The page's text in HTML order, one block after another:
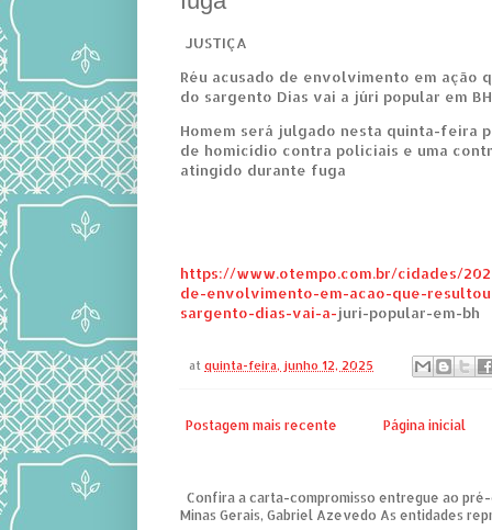
JUSTIÇA
Réu acusado de envolvimento em ação
do sargento Dias vai a júri popular em BH
Homem será julgado nesta quinta-feira
de homicídio contra policiais e uma
atingido durante fuga
https://www.otempo.com.br/cidades/
de-envolvimento-em-acao-que-
sargento-dias-vai-a-juri-popular-em-bh
atquinta-feira, junho 12, 2025
Postagem mais recente Página inicial
Confira a carta-compromisso entregue ao
Minas Gerais, Gabriel Azevedo As entidades